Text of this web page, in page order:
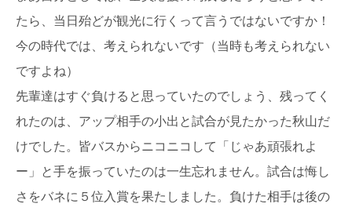
たら、当日殆どが観光に行くって言うではないですか！
今の時代では、考えられないです（当時も考えられない
ですよね）
先輩達はすぐ負けると思っていたのでしょう、残ってく
れたのは、アップ相手の小出と試合が見たかった秋山だ
けでした。皆バスからニコニコして「じゃあ頑張れよ
ー」と手を振っていたのは一生忘れません。試合は悔し
さをバネに５位入賞を果たしました。負けた相手は後の